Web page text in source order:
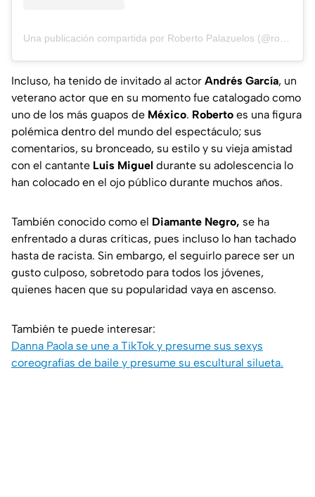
Incluso, ha tenido de invitado al actor Andrés García, un
veterano actor que en su momento fue catalogado como
uno de los más guapos de México. Roberto es una figura
polémica dentro del mundo del espectáculo; sus
comentarios, su bronceado, su estilo y su vieja amistad
con el cantante Luis Miguel durante su adolescencia lo
han colocado en el ojo público durante muchos años.
También conocido como el Diamante Negro, se ha
enfrentado a duras críticas, pues incluso lo han tachado
hasta de racista. Sin embargo, el seguirlo parece ser un
gusto culposo, sobretodo para todos los jóvenes,
quienes hacen que su popularidad vaya en ascenso.
También te puede interesar:
Danna Paola se une a TikTok y presume sus sexys
coreografías de baile y presume su escultural silueta.